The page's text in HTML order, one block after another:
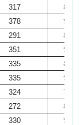
317
88
378
92
291
89
351
93
335
89
335
90
324
75
272
89
330
92